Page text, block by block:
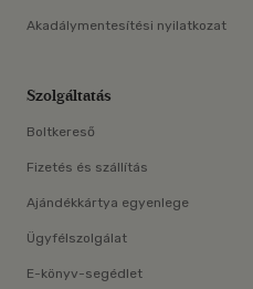
Akadálymentesítési nyilatkozat
Szolgáltatás
Boltkereső
Fizetés és szállítás
Ajándékkártya egyenlege
Ügyfélszolgálat
E-könyv-segédlet